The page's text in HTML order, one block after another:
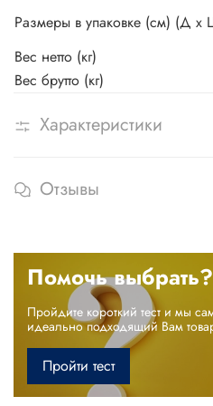
Размеры в упаковке (см) (Д х
Вес нетто (кг)
Вес брутто (кг)
Характеристики
Отзывы
Помочь выбрать?
Пройдите короткий тест и мы
идеально подходящий Вам
Пройти тест